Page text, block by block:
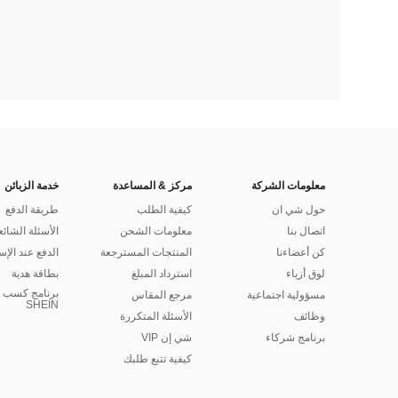
معلومات الشركة
حول شي ان
اتصال بنا
كن أعضاءنا
لوق أزياء
مسؤولية اجتماعية
وظائف
برنامج شركاء
مركز & المساعدة
كيفية الطلب
معلومات الشحن
المنتجات المسترجعة
استرداد المبلغ
مرجع المقاس
الأسئلة المتكررة
شي إن VIP
كيفية تتبع طلبك
خدمة الزبائن
طريقة الدفع
الأسئلة
الدفع عند
بطاقة هدية
برنامج كسب
SHEIN